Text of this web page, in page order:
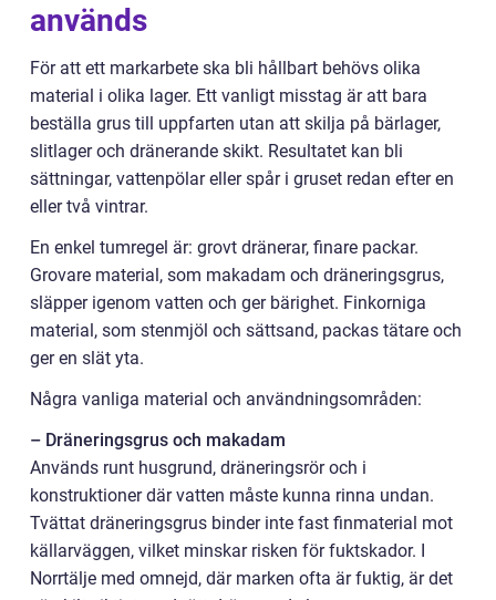
används
För att ett markarbete ska bli hållbart behövs olika
material i olika lager. Ett vanligt misstag är att bara
beställa grus till uppfarten utan att skilja på bärlager,
slitlager och dränerande skikt. Resultatet kan bli
sättningar, vattenpölar eller spår i gruset redan efter en
eller två vintrar.
En enkel tumregel är: grovt dränerar, finare packar.
Grovare material, som makadam och dräneringsgrus,
släpper igenom vatten och ger bärighet. Finkorniga
material, som stenmjöl och sättsand, packas tätare och
ger en slät yta.
Några vanliga material och användningsområden:
– Dräneringsgrus och makadam
Används runt husgrund, dräneringsrör och i
konstruktioner där vatten måste kunna rinna undan.
Tvättat dräneringsgrus binder inte fast finmaterial mot
källarväggen, vilket minskar risken för fuktskador. I
Norrtälje med omnejd, där marken ofta är fuktig, är det